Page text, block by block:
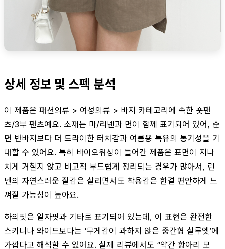
상세 정보 및 스펙 분석
이 제품은 패션의류 > 여성의류 > 바지 카테고리에 속한 숏팬
츠/3부 팬츠예요. 소재는 마/리넨과 면이 함께 표기되어 있어, 순
면 반바지보다 더 드라이한 터치감과 여름용 특유의 통기성을 기
대할 수 있어요. 특히 바이오워싱이 들어간 제품은 표면이 지나
치게 거칠지 않고 비교적 부드럽게 정리되는 경우가 많아서, 린
넨의 자연스러운 질감은 살리면서도 착용감은 한결 편안하게 느
껴질 가능성이 높아요.
하의핏은 일자핏과 기타로 표기되어 있는데, 이 표현은 완전한
스키니나 와이드보다는 ‘무게감이 과하지 않은 중간형 실루엣’에
가깝다고 해석할 수 있어요. 실제 리뷰에서도 “약간 항아리 모